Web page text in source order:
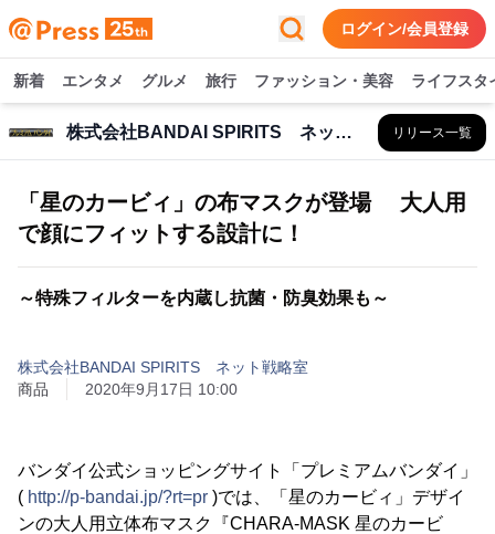
ログイン/会員登録
新着 エンタメ グルメ 旅行 ファッション・美容 ライフスタ
株式会社BANDAI SPIRITS ネット戦略室 リリース一覧
「星のカービィ」の布マスクが登場 大人用
で顔にフィットする設計に！
～特殊フィルターを内蔵し抗菌・防臭効果も～
株式会社BANDAI SPIRITS ネット戦略室
商品
2020年9月17日 10:00
バンダイ公式ショッピングサイト「プレミアムバンダイ」
( http://p-bandai.jp/?rt=pr )では、「星のカービィ」デザイ
ンの大人用立体布マスク『CHARA-MASK 星のカービ